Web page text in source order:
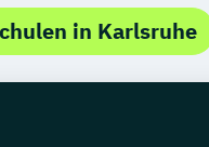
in Karlsruhe